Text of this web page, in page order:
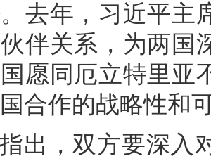
去年，习近平主
伴关系，为两国
愿同厄立特里亚
合作的战略性和
出，双方要深入